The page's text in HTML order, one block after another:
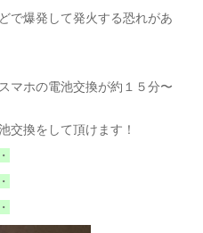
で爆発して発火する恐れがあ
マホの電池交換が約１５分〜
交換をして頂けます！
・
・
・